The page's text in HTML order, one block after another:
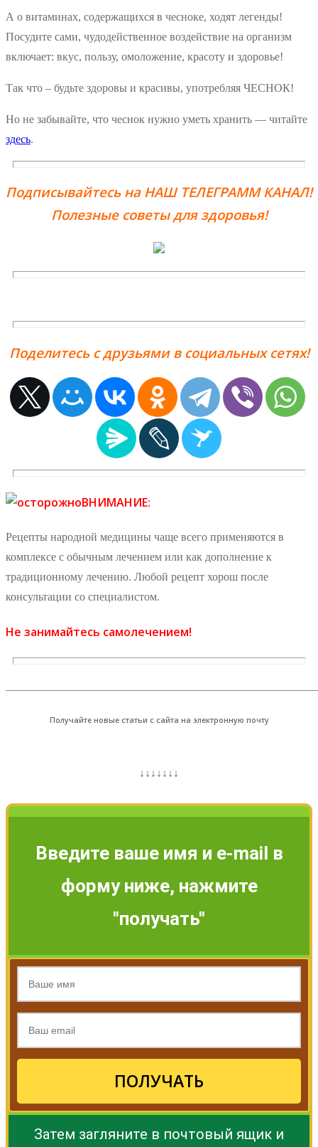
А о витаминах, содержащихся в чесноке, ходят легенды!
Посудите сами, чудодейственное воздействие на организм
включает: вкус, пользу, омоложение, красоту и здоровье!
Так что – будьте здоровы и красивы, употребляя ЧЕСНОК!
Но не забывайте, что чеснок нужно уметь хранить — читайте
здесь.
Подписывайтесь на НАШ ТЕЛЕГРАММ КАНАЛ!
Полезные советы для здоровья!
Поделитесь с друзьями в социальных сетях!
ВНИМАНИЕ:
Рецепты народной медицины чаще всего применяются в
комплексе с обычным лечением или как дополнение к
традиционному лечению. Любой рецепт хорош после
консультации со специалистом.
Не занимайтесь самолечением!
Получайте новые статьи с сайта на электронную почту
↓↓↓↓↓↓↓
Введите ваше имя и e-mail в
форму ниже, нажмите
"получать"
ПОЛУЧАТЬ
Затем загляните в почтовый ящик и